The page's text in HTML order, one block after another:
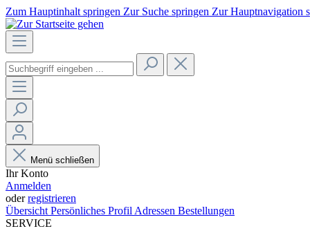
Zum Hauptinhalt springen Zur Suche springen Zur Hauptnavigation
Menü schließen
Ihr Konto
Anmelden
oderregistrieren
Übersicht Persönliches Profil Adressen Bestellungen
SERVICE